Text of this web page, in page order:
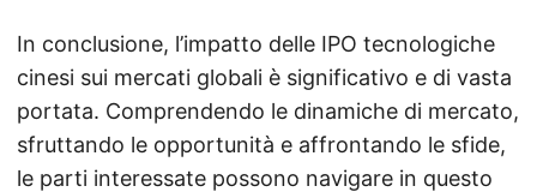
In conclusione, l’impatto delle IPO tecnologiche
cinesi sui mercati globali è significativo e di vasta
portata. Comprendendo le dinamiche di mercato,
sfruttando le opportunità e affrontando le sfide,
le parti interessate possono navigare in questo